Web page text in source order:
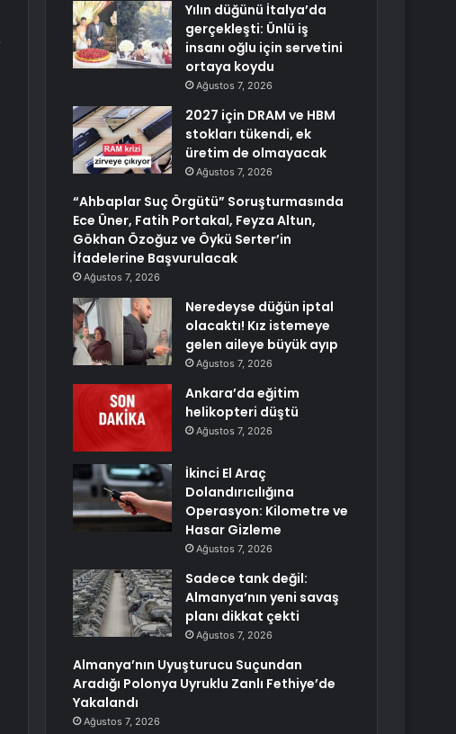
Yılın düğünü İtalya’da
gerçekleşti: Ünlü iş
insanı oğlu için servetini
ortaya koydu
Ağustos 7, 2026
2027 için DRAM ve HBM
stokları tükendi, ek
üretim de olmayacak
Ağustos 7, 2026
“Ahbaplar Suç Örgütü” Soruşturmasında
Ece Üner, Fatih Portakal, Feyza Altun,
Gökhan Özoğuz ve Öykü Serter’in
İfadelerine Başvurulacak
Ağustos 7, 2026
Neredeyse düğün iptal
olacaktı! Kız istemeye
gelen aileye büyük ayıp
Ağustos 7, 2026
Ankara’da eğitim
helikopteri düştü
Ağustos 7, 2026
İkinci El Araç
Dolandırıcılığına
Operasyon: Kilometre ve
Hasar Gizleme
Ağustos 7, 2026
Sadece tank değil:
Almanya’nın yeni savaş
planı dikkat çekti
Ağustos 7, 2026
Almanya’nın Uyuşturucu Suçundan
Aradığı Polonya Uyruklu Zanlı Fethiye’de
Yakalandı
Ağustos 7, 2026